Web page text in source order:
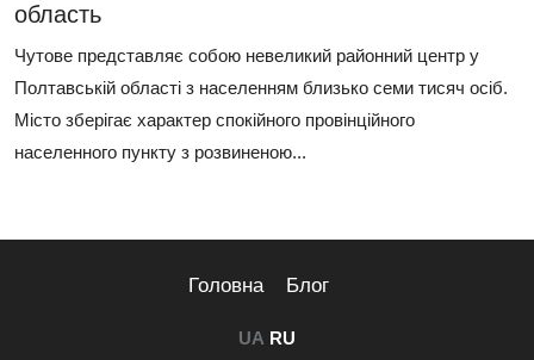
область
Чутове представляє собою невеликий районний центр у
Полтавській області з населенням близько семи тисяч осіб.
Місто зберігає характер спокійного провінційного
населенного пункту з розвиненою...
Головна Блог
UA RU